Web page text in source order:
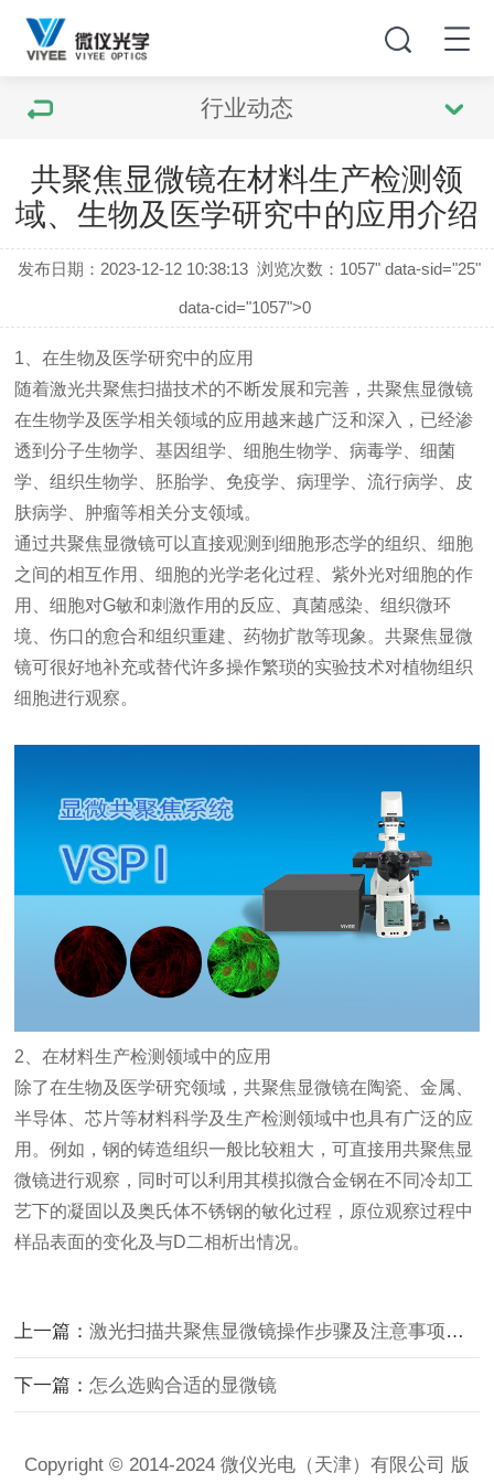
行业动态
共聚焦显微镜在材料生产检测领
域、生物及医学研究中的应用介绍
发布日期：2023-12-12 10:38:13 浏览次数： 1057" data-sid="25"
data-cid="1057">0
1 、在生物及医学研究中的应用
随着激光共聚焦扫描技术的不断发展和完善，共聚焦显微镜
在生物学及医学相关领域的应用越来越广泛和深入，已经渗
透到分子生物学、基因组学、细胞生物学、病毒学、细菌
学、组织生物学、胚胎学、免疫学、病理学、流行病学、皮
肤病学、肿瘤等相关分支领域。
通过共聚焦显微镜可以直接观测到细胞形态学的组织、细胞
之间的相互作用、细胞的光学老化过程、紫外光对细胞的作
用、细胞对G敏和刺激作用的反应、真菌感染、组织微环
境、伤口的愈合和组织重建、药物扩散等现象。共聚焦显微
镜可很好地补充或替代许多操作繁琐的实验技术对植物组织
细胞进行观察。
2、在材料生产检测领域中的应用
除了在生物及医学研究领域，共聚焦显微镜在陶瓷、金属、
半导体、芯片等材料科学及生产检测领域中也具有广泛的应
用。例如，钢的铸造组织一般比较粗大，可直接用共聚焦显
微镜进行观察，同时可以利用其模拟微合金钢在不同冷却工
艺下的凝固以及奥氏体不锈钢的敏化过程，原位观察过程中
样品表面的变化及与D二相析出情况。
上一篇：激光扫描共聚焦显微镜操作步骤及注意事项介绍
下一篇：怎么选购合适的显微镜
Copyright © 2014-2024 微仪光电（天津）有限公司 版